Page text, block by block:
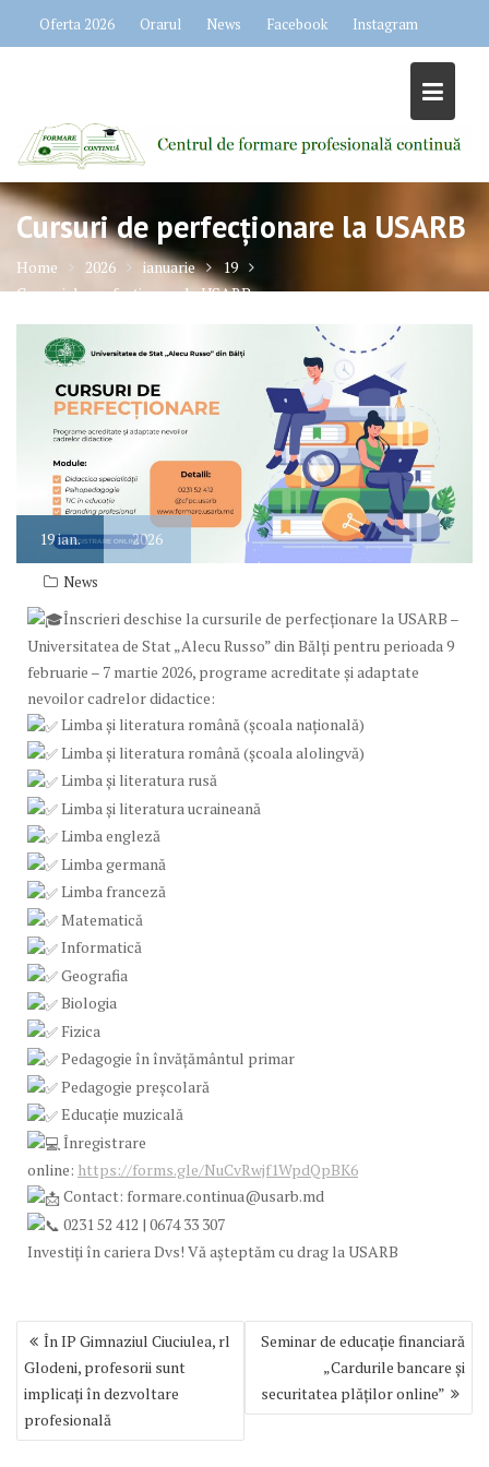
Oferta 2026 Orarul News Facebook Instagram
Cursuri de perfecționare la USARB
Home 2026 ianuarie
19
Cursuri de perfecționare la USARB
19ian. 2026
News
Înscrieri deschise la cursurile de perfecționare la USARB –
Universitatea de Stat „Alecu Russo” din Bălți pentru perioada 9
februarie – 7 martie 2026, programe acreditate și adaptate
nevoilor cadrelor didactice:
Limba și literatura română (școala națională)
Limba și literatura română (școala alolingvă)
Limba și literatura rusă
Limba și literatura ucraineană
Limba engleză
Limba germană
Limba franceză
Matematică
Informatică
Geografia
Biologia
Fizica
Pedagogie în învățământul primar
Pedagogie preșcolară
Educație muzicală
Înregistrare
online: https://forms.gle/NuCvRwjf1WpdQpBK6
Contact: formare.continua@usarb.md
0231 52 412 | 0674 33 307
Investiți în cariera Dvs! Vă așteptăm cu drag la USARB
Navigare
în
articole
În IP Gimnaziul Ciuciulea, rl
Glodeni, profesorii sunt
implicați în dezvoltare
profesională
Seminar de educație financiară
„Cardurile bancare și
securitatea plăților online”